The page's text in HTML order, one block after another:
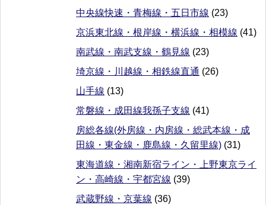
中央線快速・青梅線・五日市線 (23)
京浜東北線・根岸線・横浜線・相模線 (41)
南武線・南武支線・鶴見線 (23)
埼京線・川越線・相鉄線直通 (26)
山手線 (13)
常磐線・成田線我孫子支線 (41)
房総各線(外房線・内房線・総武本線・成
田線・東金線・鹿島線・久留里線) (31)
東海道線・湘南新宿ライン・上野東京ライ
ン・高崎線・宇都宮線 (39)
武蔵野線・京葉線 (36)